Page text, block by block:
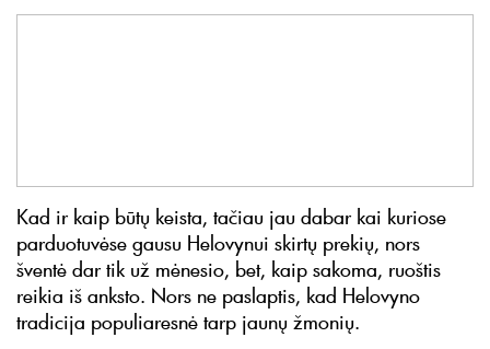
Kad ir kaip būtų keista, tačiau jau dabar kai kuriose
parduotuvėse gausu Helovynui skirtų prekių, nors
šventė dar tik už mėnesio, bet, kaip sakoma, ruoštis
reikia iš anksto. Nors ne paslaptis, kad Helovyno
tradicija populiaresnė tarp jaunų žmonių.